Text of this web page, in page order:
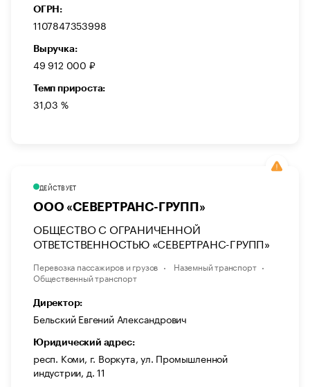
ОГРН:
1107847353998
Выручка:
49 912 000 ₽
Темп прироста:
31,03 %
ДЕЙСТВУЕТ
ООО «СЕВЕРТРАНС-ГРУПП»
ОБЩЕСТВО С ОГРАНИЧЕННОЙ
ОТВЕТСТВЕННОСТЬЮ «СЕВЕРТРАНС-ГРУПП»
Перевозка пассажиров и грузов
Наземный транспорт
Общественный транспорт
Директор:
Бельский Евгений Александрович
Юридический адрес:
респ. Коми, г. Воркута, ул. Промышленной
индустрии, д. 11